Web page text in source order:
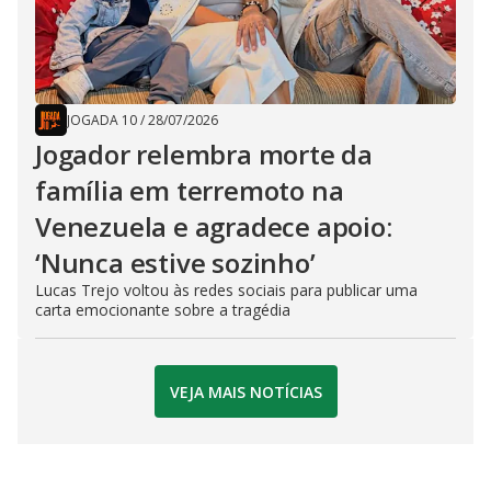
JOGADA 10/28/07/2026
Jogador relembra morte da
família em terremoto na
Venezuela e agradece apoio:
‘Nunca estive sozinho’
Lucas Trejo voltou às redes sociais para publicar uma
carta emocionante sobre a tragédia
VEJA MAIS NOTÍCIAS